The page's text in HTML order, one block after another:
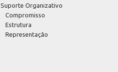
Suporte Organizativo
Compromisso
Estrutura
Representação